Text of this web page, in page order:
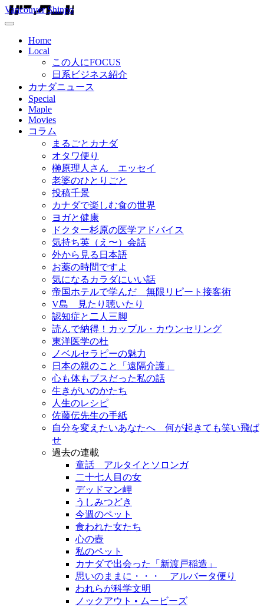
Vancouver Shinpo
Home
Local
この人にFOCUS
日系ビジネス紹介
カナダニュース
Special
Maple
Movies
コラム
まるごとカナダ
オタワ便り
榊原理人さん エッセイ
老婆のひとりごと
投稿千景
カナダで楽しむ食の世界
ヨガと健康
ドクター杉原の医学アドバイス
気持ち英（え〜）会話
外から見る日本語
お薬の時間ですよ
気になるカラダにいい話
帝国ホテルで学んだ 無限リピート接客術
V島 見たり聴いたり
認知症と二人三脚
読んで納得！カップル・カウンセリング
東洋医学の杜
ノベルセラピーの魅力
日本の親のこと「遠隔介護」
心も体もブスだった私の話
生きがいのかたち
人生のレシピ
佐藤伝先生の手紙
自分を変えたいあなたへ 何が起きても笑い飛ば
せ
過去の連載
童話 アルタイとソロンガ
二十七人目の女
デッドマン岬
うしみつどき
今週のペット
食われた女たち
心の壺
私のペット
カナダで出会った「新渡戸稲造」
思いのままに・・・ アルバータ便り
われらが科学文明
ノックアウト • ムービーズ